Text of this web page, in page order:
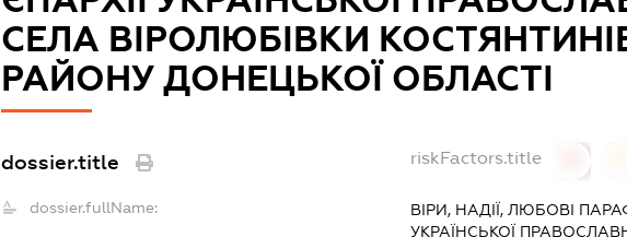
СЕЛА ВІРОЛЮБІВКИ
РАЙОНУ ДОНЕЦЬКОЇ ОБЛАСТІ
dossier.title riskFactors.title
dossier.fullName:
ВІРИ, НАДІЇ, ЛЮБОВІ
УКРАЇНСЬКОЇ